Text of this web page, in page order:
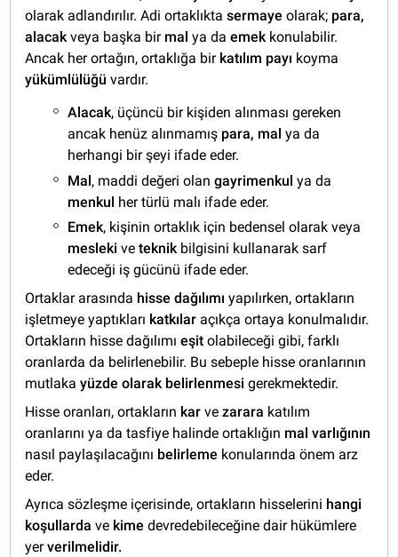
olarak adlandırılır. Adi ortaklıktasermaye olarak; para,
alacakveya başka bir mal ya daemekkonulabilir.
Ancak her ortağın, ortaklığa bir katılım payı koyma
yükümlülüğü vardır.
Alacak, üçüncü bir kişiden alınması gereken
ancak henüz alınmamış para, mal ya da
herhangi bir şeyi ifade eder.
Mal, maddi değeri olangayrimenkul ya da
menkul her türlü malı ifade eder.
Emek, kişinin ortaklık için bedensel olarak veya
mesleki veteknikbilgisini kullanarak sarf
edeceği iş gücünü ifade eder.
Ortaklar arasında hisse dağılımı yapılırken, ortakların
işletmeye yaptıkları katkılar açıkça ortaya konulmalıdır.
Ortakların hisse dağılımıeşit olabileceği gibi, farklı
oranlarda da belirlenebilir. Bu sebeple hisse oranlarının
mutlakayüzde olarak belirlenmesigerekmektedir.
Hisse oranları, ortakların kar vezarara katılım
oranlarını ya da tasfiye halinde ortaklığın mal varlığının
nasıl paylaşılacağını belirleme konularında önem arz
eder.
Ayrıca sözleşme içerisinde, ortakların hisselerini hangi
koşullarda ve kime devredebileceğine dair hükümlere
yerverilmelidir.